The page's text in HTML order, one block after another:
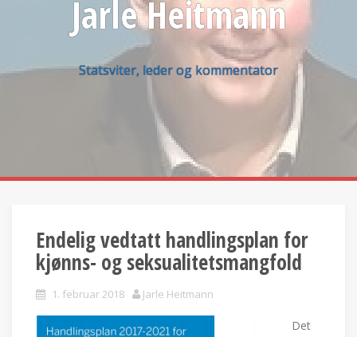
Jarle Heitmann
Statsviter, leder og kommentator
Endelig vedtatt handlingsplan for
kjønns- og seksualitetsmangfold
1. februar 2018 Jarle Heitmann
Det